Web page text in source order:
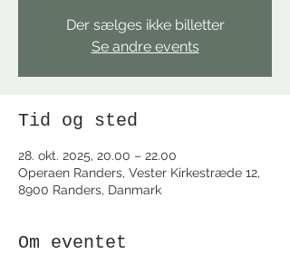
Der sælges ikke billetter
Se andre events
Tid og sted
28. okt. 2025, 20.00 – 22.00
Operaen Randers, Vester Kirkestræde 12,
8900 Randers, Danmark
Om eventet